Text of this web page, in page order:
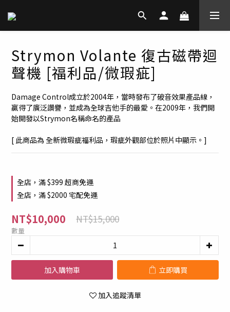
Strymon Volante 復古磁帶迴
聲機 [福利品/微瑕疵]
Damage Control成立於2004年，當時發布了破音效果產品線，
贏得了廣泛讚譽，並成為全球吉他手的最愛。在2009年，我們開
始開發以Strymon名稱命名的產品
[ 此商品為 全新微瑕疵福利品，瑕疵外觀部位於照片中顯示。]
全店，滿 $399 超商免運
全店，滿 $2000 宅配免運
NT$10,000 NT$15,000
數量
加入購物車 立即購買
加入追蹤清單